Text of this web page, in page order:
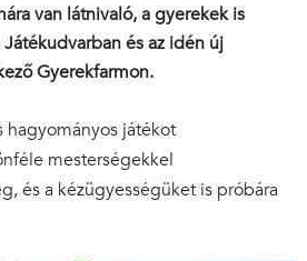
van látnivaló, a gyerekek is
Játékudvarban és az idén új
Gyerekfarmon.
hagyományos játékot
mesterségekkel
és a kézügyességüket is próbára